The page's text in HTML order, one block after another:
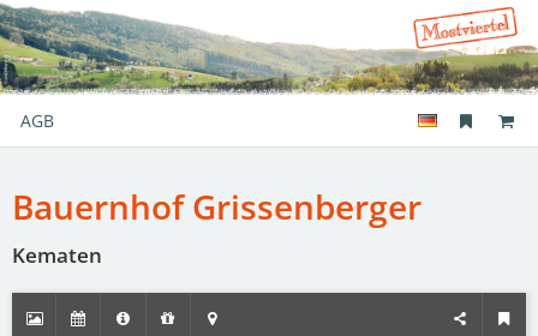
AGB
Bauernhof Grissenberger
Kematen